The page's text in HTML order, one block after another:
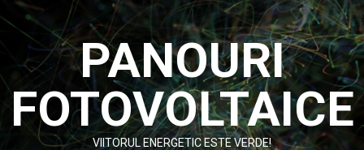
Skip
to
content
PANOURI
FOTOVOLTAICE
VIITORUL ENERGETIC ESTE VERDE!